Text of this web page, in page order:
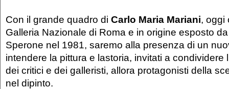
Con il grande quadro di Carlo Maria Mariani, oggi
Galleria Nazionale di Roma e in origine esposto
Sperone nel 1981, saremo alla presenza di un
intendere la pittura e lastoria, invitati a condividere
dei critici e dei galleristi, allora protagonisti della
nel dipinto.